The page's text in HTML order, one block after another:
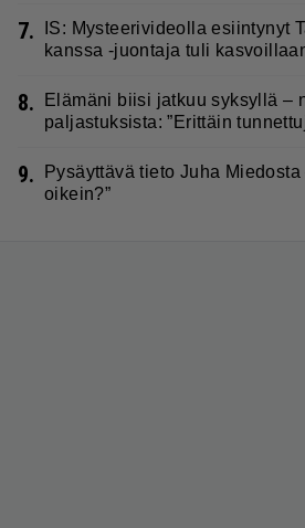
7.
IS: Mysteerivideolla esiintynyt
kanssa -juontaja tuli
8.
Elämäni biisi jatkuu syksyllä –
paljastuksista: ”Erittäin
9.
Pysäyttävä tieto Juha Miedosta
oikein?”